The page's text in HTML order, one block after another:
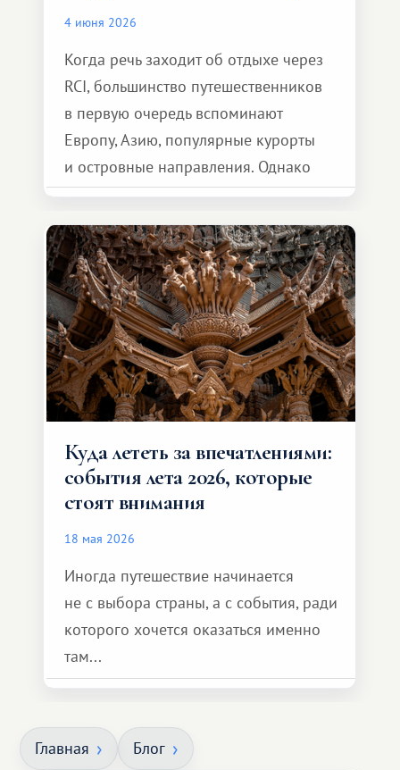
4 июня 2026
Когда речь заходит об отдыхе через
RCI, большинство путешественников
в первую очередь вспоминают
Европу, Азию, популярные курорты
и островные направления. Однако
возможности обменной системы
значительно шире. Среди них есть
и Африка — континент, который
способен подарить совершенно иной
формат путешествия.
Куда лететь за впечатлениями:
события лета 2026, которые
стоят внимания
18 мая 2026
Иногда путешествие начинается
не с выбора страны, а с события, ради
которого хочется оказаться именно
там...
Главная Блог